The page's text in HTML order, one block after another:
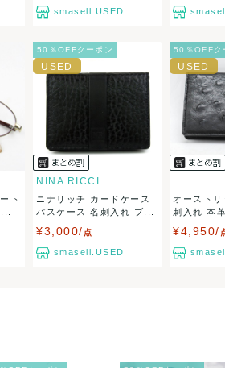
兵庫県から出荷
smasell.USED
ト
50％OFFクーポン
NINA RICCI
ニナリッチ カードケース
パスケース 名刺入れ ブ...
¥3,000/ 点
smasell.USED
50％OFFク
オースト
刺入れ 本
¥4,950/